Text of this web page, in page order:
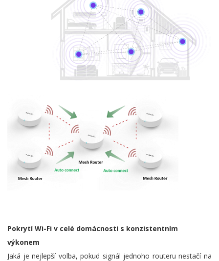
Pokrytí Wi-Fi v celé domácnosti s konzistentním
výkonem
Jaká je nejlepší volba, pokud signál jednoho routeru nestačí na